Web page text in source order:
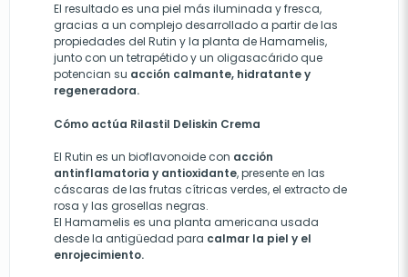
El resultado es una piel más iluminada y fresca,
gracias a un complejo desarrollado a partir de las
propiedades del Rutin y la planta de Hamamelis,
junto con un tetrapétido y un oligasacárido que
potencian su acción calmante, hidratante y
regeneradora.
Cómo actúa Rilastil Deliskin Crema
El Rutin es un bioflavonoide con acción
antinflamatoria y antioxidante, presente en las
cáscaras de las frutas cítricas verdes, el extracto de
rosa y las grosellas negras.
El Hamamelis es una planta americana usada
desde la antigüedad para calmar la piel y el
enrojecimiento.